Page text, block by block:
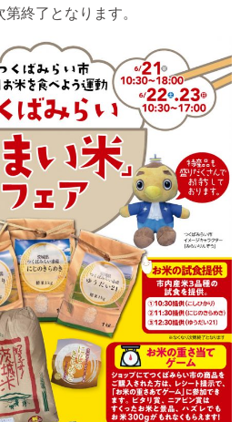
終了となります。